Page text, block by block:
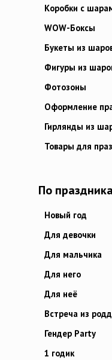
Коробки с
WOW-Боксы
Букеты из
Фигуры из
Фотозоны
Оформление
Гирлянды из
Товары для
По
Новый год
Для девочки
Для мальчика
Для него
Для неё
Встреча из
Гендер Party
1 годик